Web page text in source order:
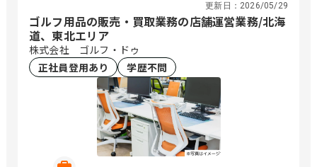
更新日： 2026/05/29
ゴルフ用品の販売・買取業務の店舗運営業務/北海
道、東北エリア
株式会社 ゴルフ・ドゥ
正社員登用あり
学歴不問